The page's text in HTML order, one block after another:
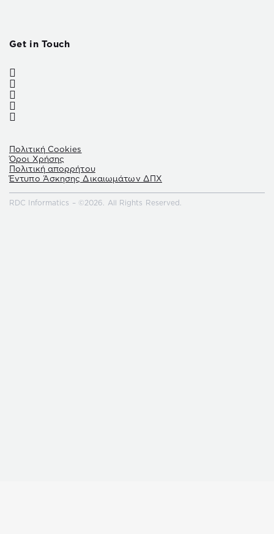
Get in Touch
Πολιτική Cookies
Όροι Χρήσης
Πολιτική απορρήτου
Έντυπο Άσκησης Δικαιωμάτων ΔΠΧ
RDC Informatics – ©2026. All Rights Reserved.